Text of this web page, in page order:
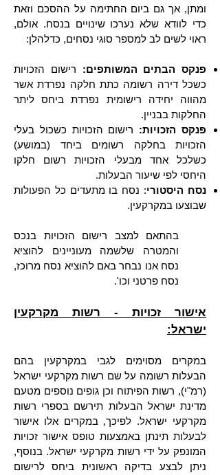
ומתן, אך גם ביום החתימה על ההסכם וזאת
כדי לוודא שלא נערכו שינויים בנסח. אולם,
ראוי לשים לב למספר סוגי נסחים, כדלהלן:
פנקס הבתים המשותפים: רישום הזכויות
כשכל דירה רשומה כתת חלקה נפרדת אשר
מהווה יחידה רישומית נפרדת ביחס ליתר
החלקות בבניין.
פנקס הזכויות: רישום הזכויות כשכול בעלי
הזכויות בחלקה רשומים ביחד (במושע)
כשלכל אחד מבעלי הזכויות רשום חלקו
היחסי לפי שיעור הבעלות.
נסח היסטורי: נסח בו מתעדים כל הפעולות
שבוצעו במקרקעין.
בהתאם למצב רישום הזכויות בנכס
והמטרה שלשמה מעוניינים להוציא
נסח אנו נבחר באם להוציא נסח מרוכז,
נסח פרטני וכו'.
אישור זכויות - רשות מקרקעין
ישראל:
במקרים מסוימים לגבי במקרקעין בהם
הבעלות רשומה על שם רשות מקרקעי ישראל
(רמ"י), רשות הפיתוח וכן גופים נוספים מטעם
מדינת ישראל הבעלות תירשם בספרי רשות
מקרקעי ישראל. לפיכך, במקרים אלו אישור
לבעלות תינתן באמצעות טופס אישור זכויות
המונפק על ידי רשות מקרקעי ישראל. בנוסף,
ניתן לבצע בדיקה ראשונית ביחס לרישום